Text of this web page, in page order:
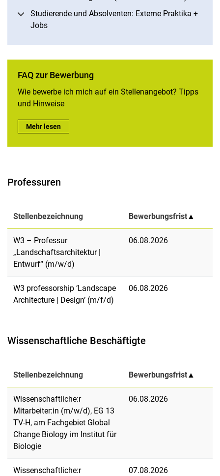
Studierende und Absolventen: Externe Praktika +
Jobs
FAQ zur Bewerbung
Wie bewerbe ich mich auf ein Stellenangebot? Tipps
und Hinweise
FAQ zur Bewerbung:
Mehr lesen
Professuren
Stellenbezeichnung Bewerbungsfrist▲
W3 – Professur
„Landschaftsarchitektur |
Entwurf“ (m/w/d)
06.08.2026
W3 professorship ‘Landscape
Architecture | Design’ (m/f/d)
06.08.2026
Wissenschaftliche Beschäftigte
Stellenbezeichnung Bewerbungsfrist▲
Wissenschaftliche:r
Mitarbeiter:in (m/w/d), EG 13
TV-H, am Fachgebiet Global
Change Biology im Institut für
Biologie
06.08.2026
Wissenschaftliche:r
07.08.2026